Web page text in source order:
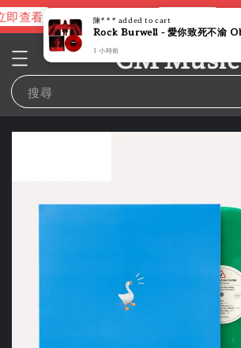
查看 進擊的巨人片頭曲 立即查看
CM Music
搜尋
陳*** added to cart
1 小時前